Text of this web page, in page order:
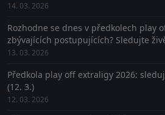
14. 03. 2026
Rozhodne se dnes v předkolech play
zbývajících postupujících? Sledujte
13. 03. 2026
Předkola play off extraligy 2026:
(12. 3.)
12. 03. 2026